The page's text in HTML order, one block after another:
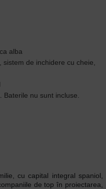
alba
de inchidere cu cheie,
nu sunt incluse.
cu capital integral spaniol,
de top în proiectarea,